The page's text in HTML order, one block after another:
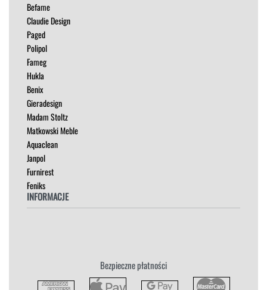
ŁÓŻKA
MEBLE RTV
NAROŻNIKI
OUTLET
PUFY
SOFY
STOLIKI
STOŁY
SZAFKI I KOMODY
Befame
Claudie Design
Paged
Polipol
Fameg
Hukla
Benix
Gieradesign
Madam Stoltz
Matkowski Meble
Aquaclean
Janpol
Furnirest
Feniks
INFORMACJE
Płatność i Dostawa
Bezpieczne płatności